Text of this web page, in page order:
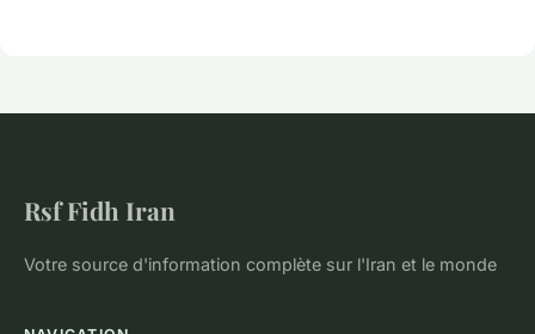
Rsf Fidh Iran
Votre source d'information complète sur l'Iran et le monde